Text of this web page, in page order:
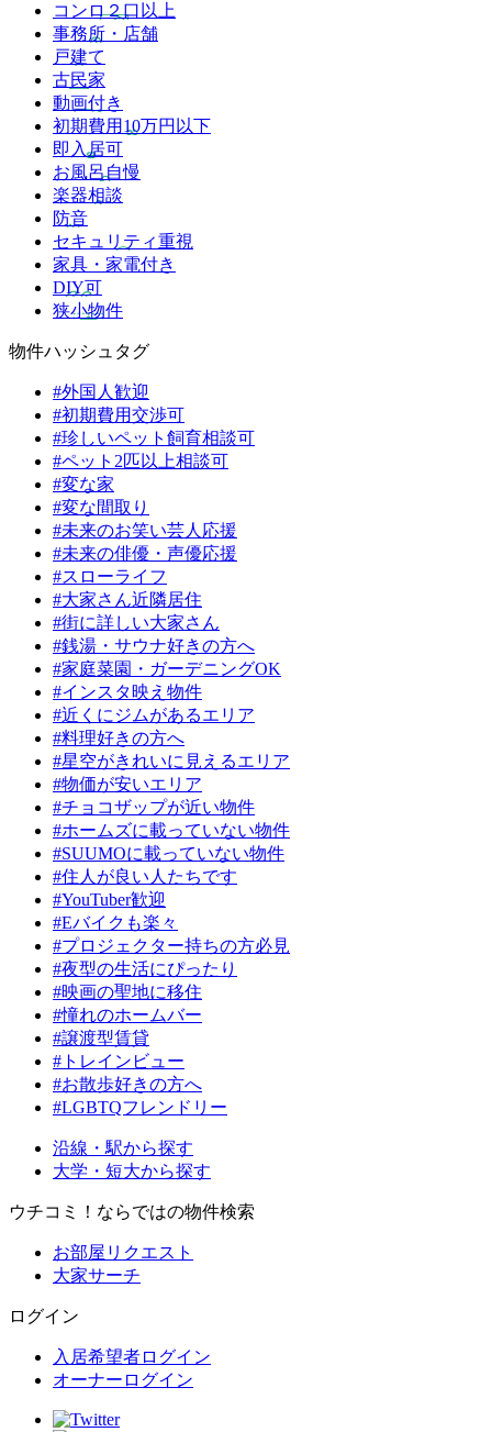
コンロ２口以上
事務所・店舗
戸建て
古民家
動画付き
初期費用10万円以下
即入居可
お風呂自慢
楽器相談
防音
セキュリティ重視
家具・家電付き
DIY可
狭小物件
物件ハッシュタグ
#外国人歓迎
#初期費用交渉可
#珍しいペット飼育相談可
#ペット2匹以上相談可
#変な家
#変な間取り
#未来のお笑い芸人応援
#未来の俳優・声優応援
#スローライフ
#大家さん近隣居住
#街に詳しい大家さん
#銭湯・サウナ好きの方へ
#家庭菜園・ガーデニングOK
#インスタ映え物件
#近くにジムがあるエリア
#料理好きの方へ
#星空がきれいに見えるエリア
#物価が安いエリア
#チョコザップが近い物件
#ホームズに載っていない物件
#SUUMOに載っていない物件
#住人が良い人たちです
#YouTuber歓迎
#Eバイクも楽々
#プロジェクター持ちの方必見
#夜型の生活にぴったり
#映画の聖地に移住
#憧れのホームバー
#譲渡型賃貸
#トレインビュー
#お散歩好きの方へ
#LGBTQフレンドリー
沿線・駅から探す
大学・短大から探す
ウチコミ！ならではの物件検索
お部屋リクエスト
大家サーチ
ログイン
入居希望者ログイン
オーナーログイン